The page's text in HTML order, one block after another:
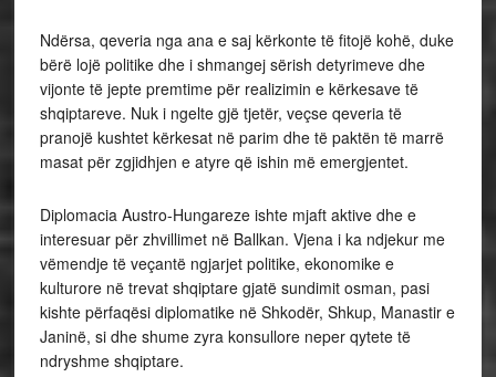
Ndërsa, qeveria nga ana e saj kërkonte të fitojë kohë, duke
bërë lojë politike dhe i shmangej sërish detyrimeve dhe
vijonte të jepte premtime për realizimin e kërkesave të
shqiptareve. Nuk i ngelte gjë tjetër, veçse qeveria të
pranojë kushtet kërkesat në parim dhe të paktën të marrë
masat për zgjidhjen e atyre që ishin më emergjentet.
Diplomacia Austro-Hungareze ishte mjaft aktive dhe e
interesuar për zhvillimet në Ballkan. Vjena i ka ndjekur me
vëmendje të veçantë ngjarjet politike, ekonomike e
kulturore në trevat shqiptare gjatë sundimit osman, pasi
kishte përfaqësi diplomatike në Shkodër, Shkup, Manastir e
Janinë, si dhe shume zyra konsullore neper qytete të
ndryshme shqiptare.